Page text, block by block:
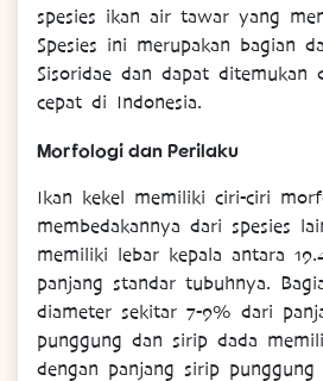
spesies ikan air tawar yang
Spesies ini merupakan bagian
Sisoridae dan dapat ditemukan
cepat di Indonesia.
Morfologi dan Perilaku
Ikan kekel memiliki ciri-ciri
membedakannya dari spesies
memiliki lebar kepala antara
panjang standar tubuhnya.
diameter sekitar 7-9% dari
punggung dan sirip dada
dengan panjang sirip punggung